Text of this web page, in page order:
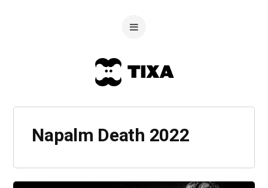
Napalm Death 2022